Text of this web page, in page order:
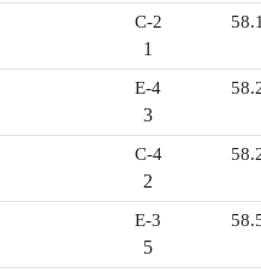
C-2
1
E-4
3
C-4
2
E-3
5